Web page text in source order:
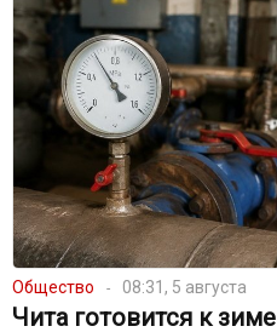
Общество 08:31, 5 августа
Чита готовится к зиме